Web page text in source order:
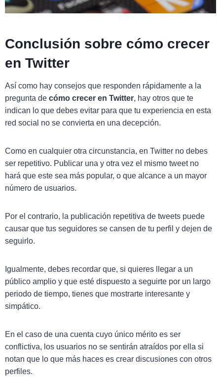
Conclusión sobre cómo crecer
en Twitter
Así como hay consejos que responden rápidamente a la
pregunta de cómo crecer en Twitter, hay otros que te
indican lo que debes evitar para que tu experiencia en esta
red social no se convierta en una decepción.
Como en cualquier otra circunstancia, en Twitter no debes
ser repetitivo. Publicar una y otra vez el mismo tweet no
hará que este sea más popular, o que alcance a un mayor
número de usuarios.
Por el contrario, la publicación repetitiva de tweets puede
causar que tus seguidores se cansen de tu perfil y dejen de
seguirlo.
Igualmente, debes recordar que, si quieres llegar a un
público amplio y que esté dispuesto a seguirte por un largo
periodo de tiempo, tienes que mostrarte interesante y
simpático.
En el caso de una cuenta cuyo único mérito es ser
conflictiva, los usuarios no se sentirán atraídos por ella si
notan que lo que más haces es crear discusiones con otros
perfiles.